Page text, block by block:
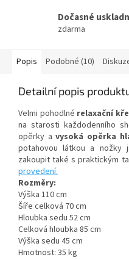
Dočasné
zdarma
Popis Podobné (10)
Detailní popis
Velmi pohodlné relaxační
na starosti každodenního
opěrky avysoká opěrka
potahovou látkou a nožky
zakoupit také s praktickým
provedení.
Rozměry:
Výška 110 cm
Šíře celková 70 cm
Hloubka sedu 52 cm
Celková hloubka 85 cm
Výška sedu 45 cm
Hmotnost: 35 kg